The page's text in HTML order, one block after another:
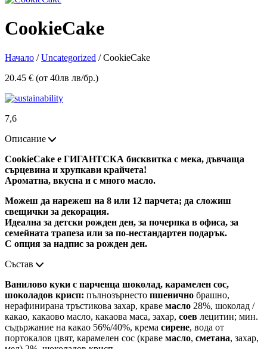
CookieCake
Начало /Uncategorized / CookieCake
20.45 € (от 40лв лв/бр.)
7,6
Описание
CookieCake е ГИГАНТСКА бисквитка с мека, дъвчаща
сърцевина и хрупкави крайчета!
Ароматна, вкусна и с много масло.
Можеш да нарежеш на 8 или 12 парчета; да сложиш
свещички за декорация.
Идеална за детски рожден ден, за почерпка в офиса, за
семейната трапеза или за по-нестандартен подарък.
С опция за надпис за рожден ден.
Състав
Ванилово куки с парченца шоколад, карамелен сос,
шоколадов крисп: пълнозърнесто пшенично брашно,
нерафинирана тръстикова захар, краве масло 28%, шоколад /
какао, какаово масло, какаова маса, захар, соев лецитин; мин.
съдържание на какао 56%/40%, крема сирене, вода от
портокалов цвят, карамелен сос (краве масло, сметана, захар,